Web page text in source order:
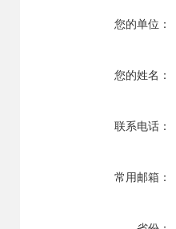
您的单位：
您的姓名：
联系电话：
常用邮箱：